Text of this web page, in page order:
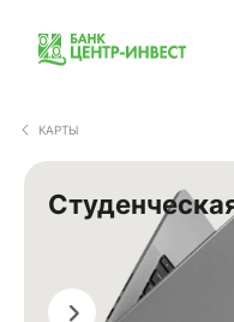
КАРТЫ
Перевыпустить